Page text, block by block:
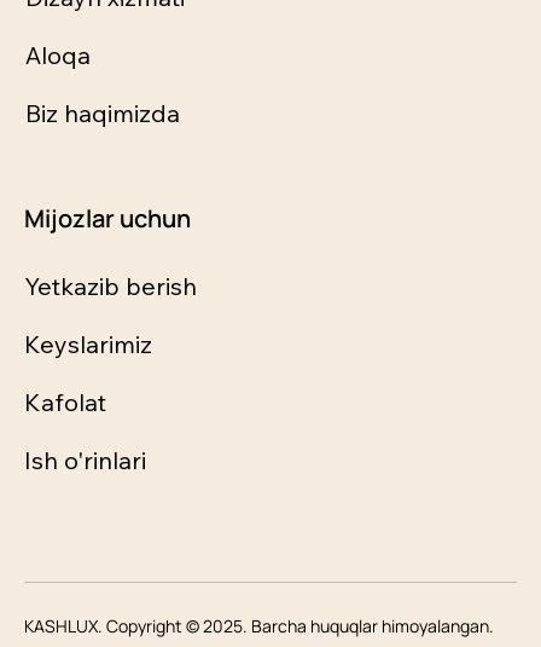
Aloqa
Biz haqimizda
Mijozlar uchun
Yetkazib berish
Keyslarimiz
Kafolat
Ish o'rinlari
KASHLUX. Copyright © 2025. Barcha huquqlar himoyalangan.